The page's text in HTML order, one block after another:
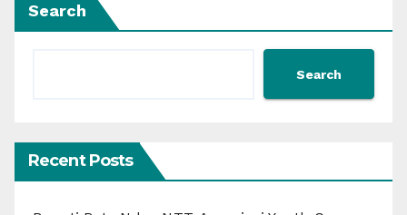
Search
Search
Recent Posts